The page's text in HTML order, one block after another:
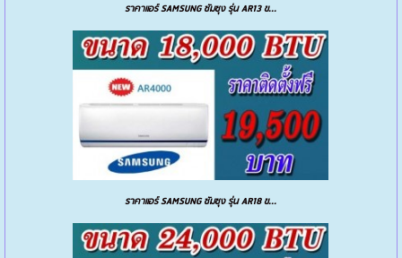
ราคาแอร์ SAMSUNG ซัมซุง รุ่น AR13 ข...
ราคาแอร์ SAMSUNG ซัมซุง รุ่น AR18 ข...